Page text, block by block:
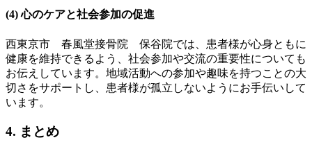
(4)心のケアと社会参加の促進
西東京市 春風堂接骨院 保谷院では、患者様が心身ともに
健康を維持できるよう、社会参加や交流の重要性についても
お伝えしています。地域活動への参加や趣味を持つことの大
切さをサポートし、患者様が孤立しないようにお手伝いして
います。
4. まとめ